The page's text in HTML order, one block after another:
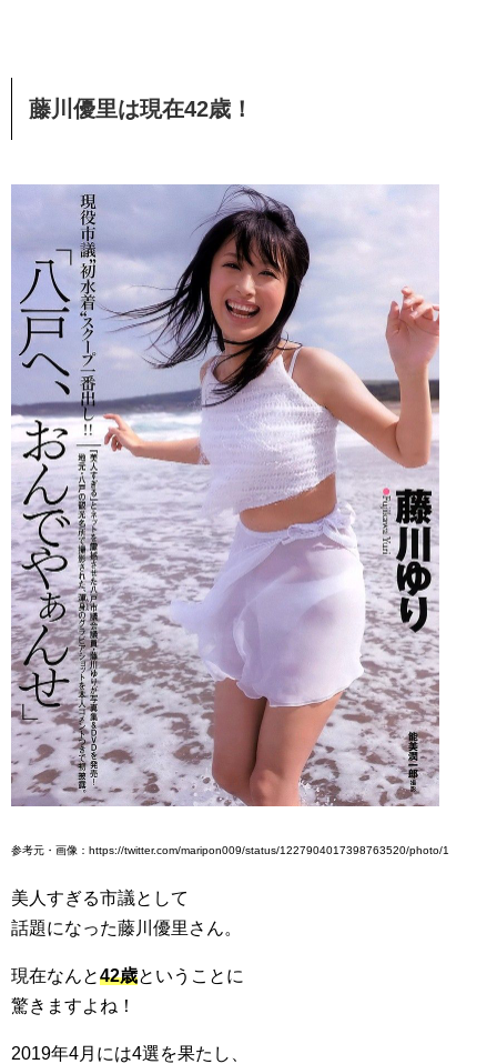
藤川優里は現在42歳！
参考元・画像：https://twitter.com/maripon009/status/1227904017398763520/photo/1
美人すぎる市議として
話題になった藤川優里さん。
現在なんと42歳ということに
驚きますよね！
2019年4月には4選を果たし、